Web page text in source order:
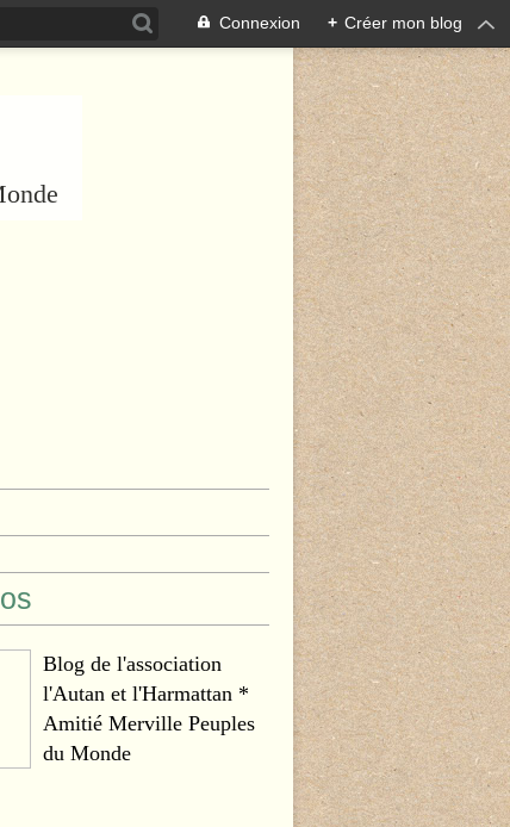
Connexion + Créer mon blog
Blog de l'association
l'Autan et l'Harmattan *
Amitié Merville Peuples
du Monde